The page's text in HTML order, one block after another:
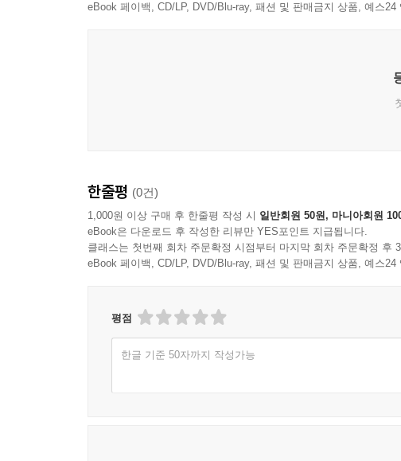
eBook 페이백, CD/LP, DVD/Blu-ray, 패션 및 판매금지 상품, 예스
한줄평 (0건)
1,000원 이상 구매 후 한줄평 작성 시 일반회원 50원, 마니아회원
eBook은 다운로드 후 작성한 리뷰만 YES포인트 지급됩니다.
클래스는 첫번째 회차 주문확정 시점부터 마지막 회차 주문확정 후
eBook 페이백, CD/LP, DVD/Blu-ray, 패션 및 판매금지 상품, 예스
평점
한글 기준 50자까지 작성가능